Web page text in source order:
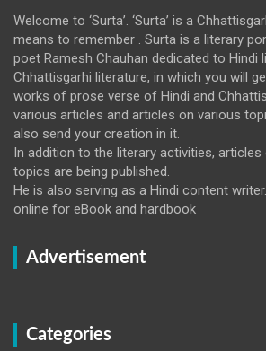
Welcome to ‘Surta’. ‘Surta’ is a
means to remember . Surta is a literary
poet Ramesh Chauhan dedicated to Hindi
Chhattisgarhi literature, in which you will
works of prose verse of Hindi and
various articles and articles on various
also send your creation in it.
In addition to the literary activities,
topics are being published.
He is also serving as a Hindi content
online for eBook and hardbook
Advertisement
Categories